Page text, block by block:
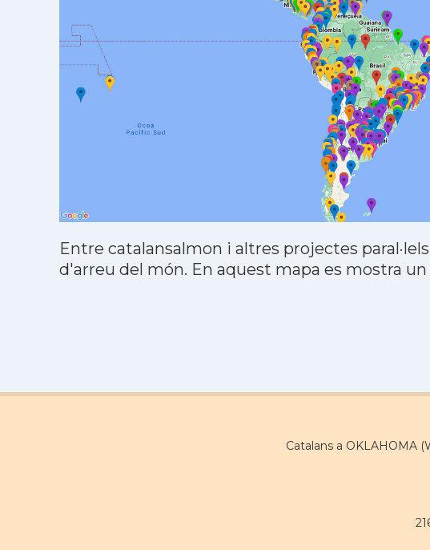
Entre catalansalmon i altres projectes
d'arreu del món. En aquest mapa es mostra
Catalans a OKLAHOMA